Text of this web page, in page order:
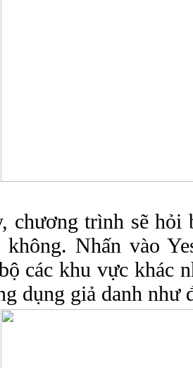
chương trình sẽ hỏi
Nhấn vào
các khu vực khác
dụng giả danh như